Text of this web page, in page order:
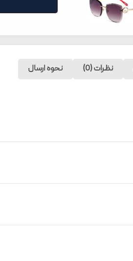
نظرات (0) نحوه ارسال